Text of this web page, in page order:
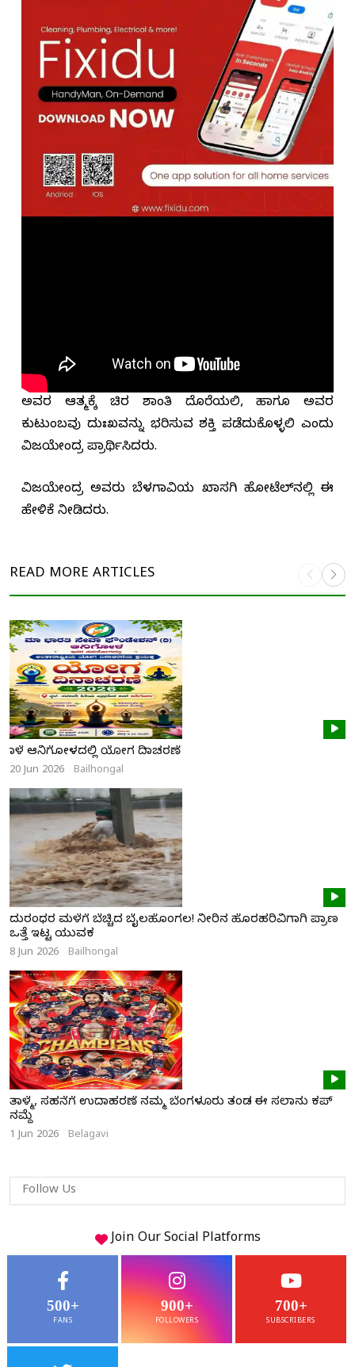
ಅವರ ಆತ್ಮಕ್ಕೆ ಚಿರ ಶಾಂತಿ ದೊರೆಯಲಿ, ಹಾಗೂ ಅವರ
ಕುಟುಂಬವು ದುಃಖವನ್ನು ಭರಿಸುವ ಶಕ್ತಿ ಪಡೆದುಕೊಳ್ಳಲಿ ಎಂದು
ವಿಜಯೇಂದ್ರ ಪ್ರಾರ್ಥಿಸಿದರು.
ವಿಜಯೇಂದ್ರ ಅವರು ಬೆಳಗಾವಿಯ ಖಾಸಗಿ ಹೋಟೆಲ್‌ನಲ್ಲಿ ಈ
ಹೇಳಿಕೆ ನೀಡಿದರು.
READ MORE ARTICLES
ನಾಳೆ ಆನಿಗೋಳದಲ್ಲಿ ಯೋಗ ದಿನಾಚರಣೆ
20 Jun 2026 Bailhongal
ದುರಂಧರ ಮಳೆಗೆ ಬೆಚ್ಚಿದ ಬೈಲಹೊಂಗಲ! ನೀರಿನ ಹೊರಹರಿವಿಗಾಗಿ ಪ್ರಾಣ
ಒತ್ತೆ ಇಟ್ಟ ಯುವಕ
8 Jun 2026 Bailhongal
ತಾಳ್ಮೆ, ಸಹನೆಗೆ ಉದಾಹರಣೆ ನಮ್ಮ ಬೆಂಗಳೂರು ತಂಡ ಈ ಸಲಾನು ಕಪ್
ನಮ್ದೆ
1 Jun 2026 Belagavi
Follow Us
Join Our Social Platforms
500+
FANS
900+
FOLLOWERS
700+
SUBSCRIBERS